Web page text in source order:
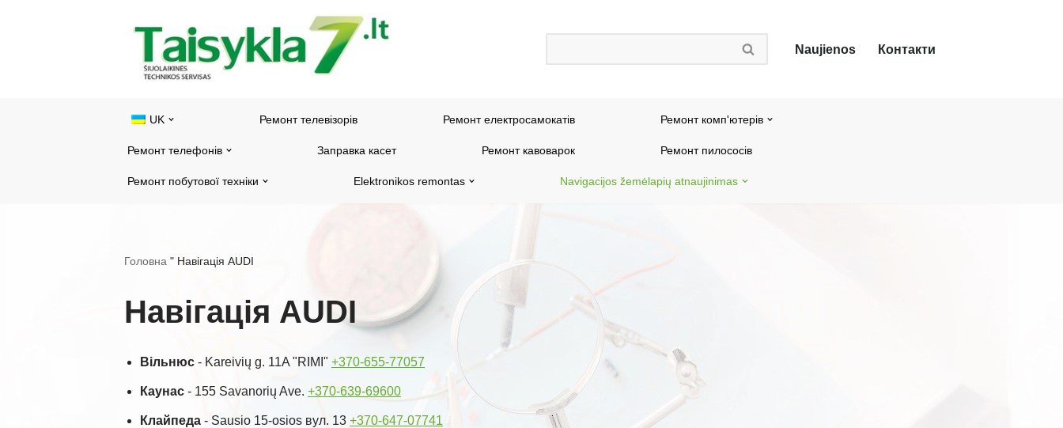
Naujienos Контакти
UK Ремонт телевізорів Ремонт електросамокатів Ремонт комп'ютерів
Ремонт телефонів Заправка касет Ремонт кавоварок Ремонт пилососів
Ремонт побутової техніки Elektronikos remontas Navigacijos žemėlapių atnaujinimas
Головна " Навігація AUDI
Навігація AUDI
Вільнюс - Kareivių g. 11A "RIMI" +370-655-77057
Каунас - 155 Savanorių Ave. +370-639-69600
Клайпеда - Sausio 15-osios вул. 13 +370-647-07741